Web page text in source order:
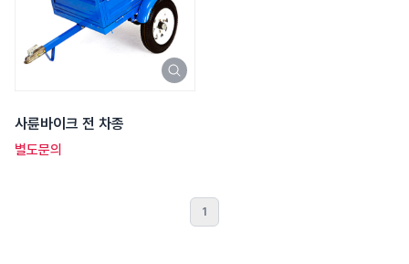
사륜바이크 전 차종
별도문의
1